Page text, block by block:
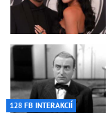
128 FB INTERAKCIÍ